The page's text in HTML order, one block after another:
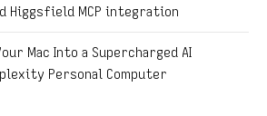
Higgsfield MCP integration
Mac Into a Supercharged AI
Personal Computer